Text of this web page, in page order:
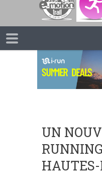
UN
HAUTES-